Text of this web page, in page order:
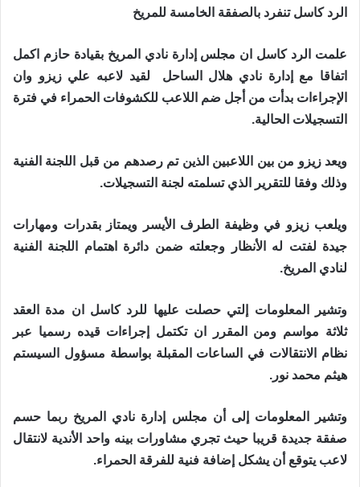
الرد كاسل تنفرد بالصفقة الخامسة للمريخ
علمت الرد كاسل ان مجلس إدارة نادي المريخ بقيادة حازم اكمل
اتفاقا مع إدارة نادي هلال الساحل لقيد لاعبه علي زيزو وان
الإجراءات بدأت من أجل ضم اللاعب للكشوفات الحمراء في فترة
التسجيلات الحالية.
ويعد زيزو من بين اللاعبين الذين تم رصدهم من قبل اللجنة الفنية
وذلك وفقا للتقرير الذي تسلمته لجنة التسجيلات.
ويلعب زيزو في وظيفة الطرف الأيسر ويمتاز بقدرات ومهارات
جيدة لفتت له الأنظار وجعلته ضمن دائرة اهتمام اللجنة الفنية
لنادي المريخ.
وتشير المعلومات إلتي حصلت عليها للرد كاسل ان مدة العقد
ثلاثة مواسم ومن المقرر ان تكتمل إجراءات قيده رسميا عبر
نظام الانتقالات في الساعات المقبلة بواسطة مسؤول السيستم
هيثم محمد نور.
وتشير المعلومات إلى أن مجلس إدارة نادي المريخ ربما حسم
صفقة جديدة قريبا حيث تجري مشاورات بينه واحد الأندية لانتقال
لاعب يتوقع أن يشكل إضافة فنية للفرقة الحمراء.